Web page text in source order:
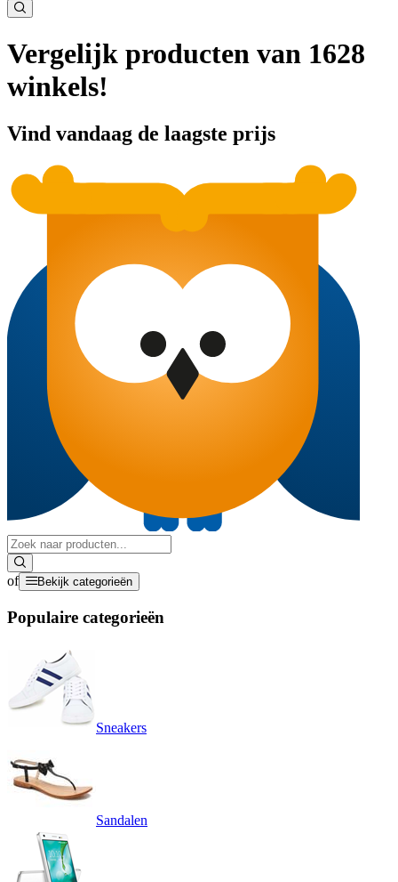
Vergelijk producten van 1628
winkels!
Vind vandaag de laagste prijs
of Bekijk categorieën
Populaire categorieën
Sneakers
Sandalen